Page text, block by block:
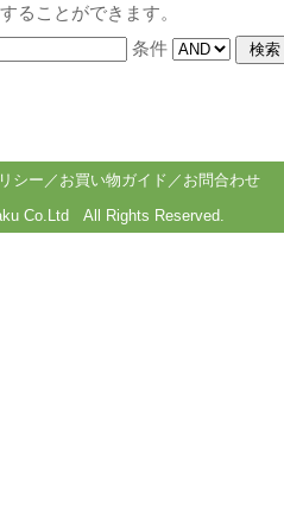
ることができます。
条件
シー ／ お買い物ガイド ／ お問合わせ
Co.Ltd All Rights Reserved.